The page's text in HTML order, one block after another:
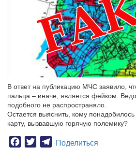
В ответ на публикацию МЧС заявило,
пальца – иначе, является фейком.
подобного не распространяло.
Остается выяснить, кому
карту, вызвавшую горячую полемику?
Facebook
TwitterTelegram
Поделиться